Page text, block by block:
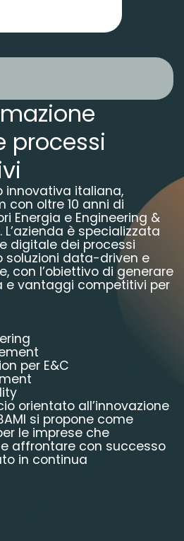
processi
innovativa italiana,
oltre 10 anni di
Energia e Engineering &
è specializzata
digitale dei processi
soluzioni data-driven e
con l’obiettivo di generare
e vantaggi competitivi per
per E&C
orientato all’innovazione
si propone come
le imprese che
affrontare con successo
in continua